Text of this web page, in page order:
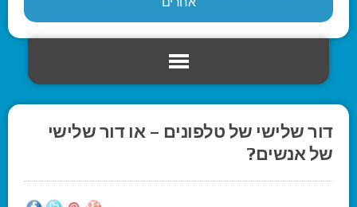
דור שלישי של טלפונים – או דור שלישי
של אנשים?